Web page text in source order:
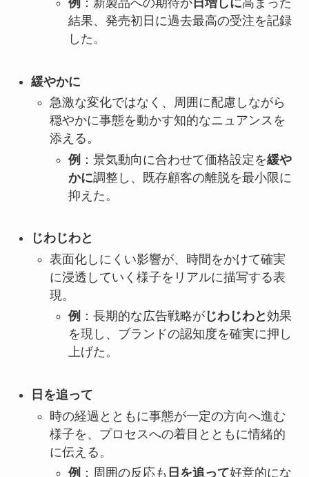
結果、発売初日に過去最高の受注を記録
した。
緩やかに
急激な変化ではなく、周囲に配慮しながら
穏やかに事態を動かす知的なニュアンスを
添える。
例 ：景気動向に合わせて価格設定を緩や
かに調整し、既存顧客の離脱を最小限に
抑えた。
じわじわと
表面化しにくい影響が、時間をかけて確実
に浸透していく様子をリアルに描写する表
現。
例 ：長期的な広告戦略がじわじわと効果
を現し、ブランドの認知度を確実に押し
上げた。
日を追って
時の経過とともに事態が一定の方向へ進む
様子を、プロセスへの着目とともに情緒的
に伝える。
例 ：周囲の反応も 日を追って好意的にな